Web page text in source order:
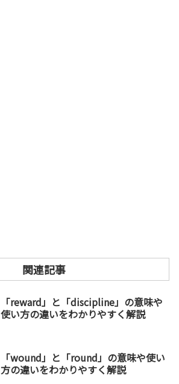
関連記事
「reward」と「discipline」の意味や
使い方の違いをわかりやすく解説
「wound」と「round」の意味や使い
方の違いをわかりやすく解説